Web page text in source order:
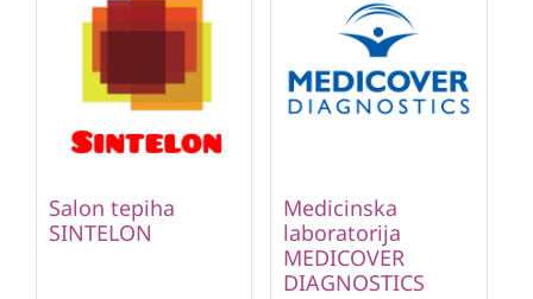
Salon tepiha
SINTELON
Medicinska
laboratorija
MEDICOVER
DIAGNOSTICS